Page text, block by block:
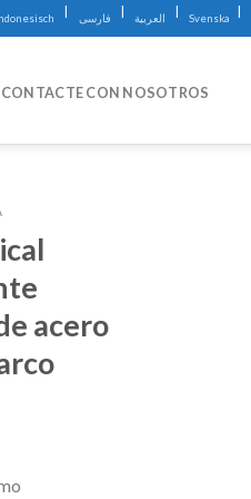
| فارسی | العربية | Svenska |
CONTACTE CON NOSOTROS
acero